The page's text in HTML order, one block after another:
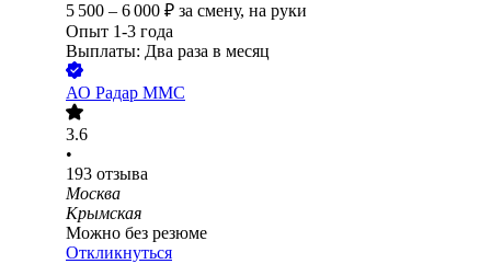
5 500 – 6 000 ₽ за смену, на руки
Опыт 1-3 года
Выплаты: Два раза в месяц
АО Радар ММС
3.6
•
193 отзыва
Москва
Крымская
Можно без резюме
Откликнуться